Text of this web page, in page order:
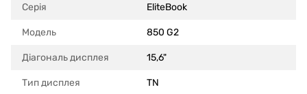
Серія EliteBook
Модель 850 G2
Діагональ дисплея 15,6"
Тип дисплея TN